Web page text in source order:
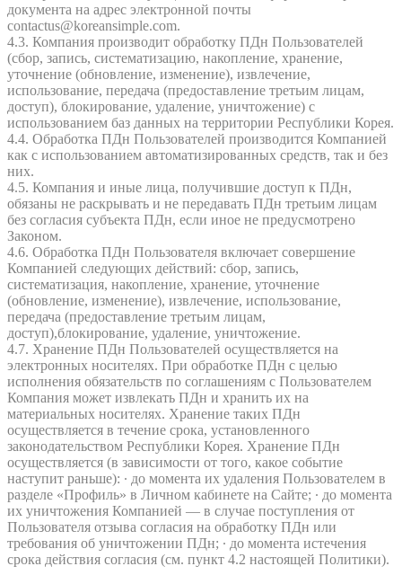
документа на адрес электронной почты
contactus@koreansimple.com.
4.3. Компания производит обработку ПДн Пользователей
(сбор, запись, систематизацию, накопление, хранение,
уточнение (обновление, изменение), извлечение,
использование, передача (предоставление третьим лицам,
доступ), блокирование, удаление, уничтожение) с
использованием баз данных на территории Республики Корея.
4.4. Обработка ПДн Пользователей производится Компанией
как с использованием автоматизированных средств, так и без
них.
4.5. Компания и иные лица, получившие доступ к ПДн,
обязаны не раскрывать и не передавать ПДн третьим лицам
без согласия субъекта ПДн, если иное не предусмотрено
Законом.
4.6. Обработка ПДн Пользователя включает совершение
Компанией следующих действий: сбор, запись,
систематизация, накопление, хранение, уточнение
(обновление, изменение), извлечение, использование,
передача (предоставление третьим лицам,
доступ),блокирование, удаление, уничтожение.
4.7. Хранение ПДн Пользователей осуществляется на
электронных носителях. При обработке ПДн с целью
исполнения обязательств по соглашениям с Пользователем
Компания может извлекать ПДн и хранить их на
материальных носителях. Хранение таких ПДн
осуществляется в течение срока, установленного
законодательством Республики Корея. Хранение ПДн
осуществляется (в зависимости от того, какое событие
наступит раньше): ∙ до момента их удаления Пользователем в
разделе «Профиль» в Личном кабинете на Сайте; ∙ до момента
их уничтожения Компанией — в случае поступления от
Пользователя отзыва согласия на обработку ПДн или
требования об уничтожении ПДн; ∙ до момента истечения
срока действия согласия (см. пункт 4.2 настоящей Политики).